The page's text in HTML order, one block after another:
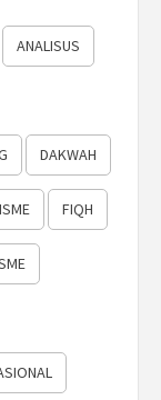
ANALISUS
DAKWAH
FIQH